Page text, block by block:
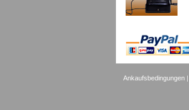
Ankaufsbedingungen|